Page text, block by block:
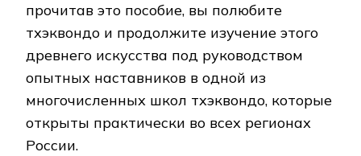
прочитав это пособие, вы полюбите
тхэквондо и продолжите изучение этого
древнего искусства под руководством
опытных наставников в одной из
многочисленных школ тхэквондо, которые
открыты практически во всех регионах
России.